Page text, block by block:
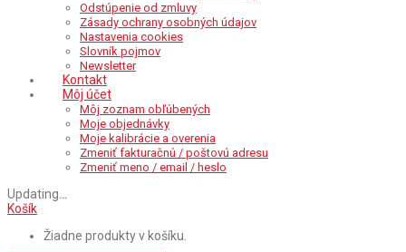
Odstúpenie od zmluvy
Zásady ochrany osobných údajov
Nastavenia cookies
Slovník pojmov
Newsletter
Kontakt
Môj účet
Môj zoznam obľúbených
Moje objednávky
Moje kalibrácie a overenia
Zmeniť fakturačnú / poštovú adresu
Zmeniť meno / email / heslo
Updating…
Košík
Žiadne produkty v košíku.